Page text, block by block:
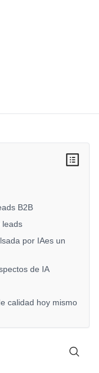
B2B
leads
por IAes un
de IA
calidad hoy mismo